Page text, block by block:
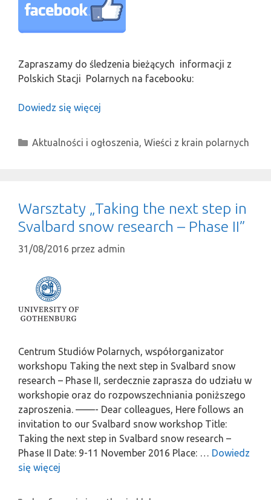
Zapraszamy do śledzenia bieżących informacji z
Polskich Stacji Polarnych na facebooku:
Dowiedz się więcej
Kategorie
Aktualności i ogłoszenia Wieści z krain polarnych
Warsztaty „Taking the next step in
Svalbard snow research – Phase II”
31/08/2016 przez admin
Centrum Studiów Polarnych, współorganizator
workshopu Taking the next step in Svalbard snow
research – Phase II, serdecznie zaprasza do udziału w
workshopie oraz do rozpowszechniania poniższego
zaproszenia. ——- Dear colleagues, Here follows an
invitation to our Svalbard snow workshop Title:
Taking the next step in Svalbard snow research –
Phase II Date: 9-11 November 2016 Place: … Dowiedz
się więcej